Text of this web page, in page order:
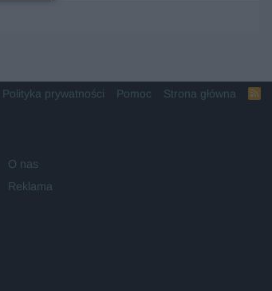
Polityka prywatności Pomoc Strona główna
R
O nas
Reklama